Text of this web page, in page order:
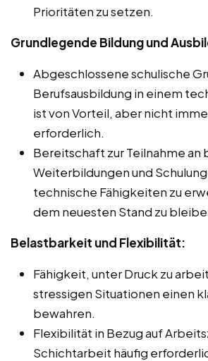
Prioritäten zu setzen.
Grundlegende Bildung und
Abgeschlossene schulische
Berufsausbildung in einem
ist von Vorteil, aber nicht
erforderlich.
Bereitschaft zur Teilnahme an
Weiterbildungen und
technische Fähigkeiten zu
dem neuesten Stand zu
Belastbarkeit und Flexibilität:
Fähigkeit, unter Druck zu
stressigen Situationen einen
bewahren.
Flexibilität in Bezug auf
Schichtarbeit häufig